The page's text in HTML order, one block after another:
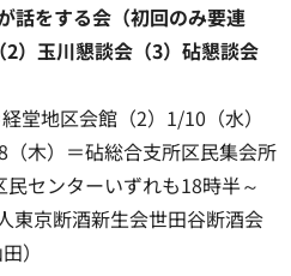
話をする会（初回のみ要連
）玉川懇談会（3）砧懇談会
堂地区会館（2）1/10（水）
木）＝砧総合支所区民集会所
民センターいずれも18時半～
京断酒新生会世田谷断酒会
）